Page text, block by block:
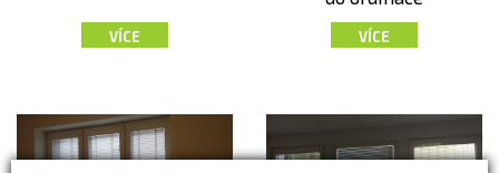
VÍCE VÍCE